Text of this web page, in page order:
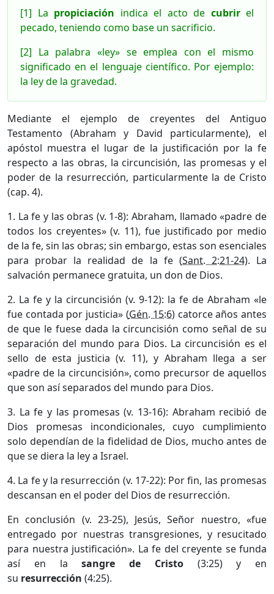
[1] La propiciación indica el acto de cubrirel
pecado, teniendo como base un sacrificio.
[2] La palabra «ley» se emplea con el mismo
significado en el lenguaje científico. Por ejemplo:
la ley de la gravedad.
Mediante el ejemplo de creyentes del Antiguo
Testamento (Abraham y David particularmente), el
apóstol muestra el lugar de la justificación por la fe
respecto a las obras, la circuncisión, las promesas y el
poder de la resurrección, particularmente la de Cristo
(cap. 4).
1. La fe y las obras (v. 1-8): Abraham, llamado «padre de
todos los creyentes» (v. 11), fue justificado por medio
de la fe, sin las obras; sin embargo, estas son esenciales
para probar la realidad de la fe (Sant. 2:21-24). La
salvación permanece gratuita, un don de Dios.
2. La fe y la circuncisión (v. 9-12): la fe de Abraham «le
fue contada por justicia» (Gén. 15:6) catorce años antes
de que le fuese dada la circuncisión como señal de su
separación del mundo para Dios. La circuncisión es el
sello de esta justicia (v. 11), y Abraham llega a ser
«padre de la circuncisión», como precursor de aquellos
que son así separados del mundo para Dios.
3. La fe y las promesas (v. 13-16): Abraham recibió de
Dios promesas incondicionales, cuyo cumplimiento
solo dependían de la fidelidad de Dios, mucho antes de
que se diera la ley a Israel.
4. La fe y la resurrección (v. 17-22): Por fin, las promesas
descansan en el poder del Dios de resurrección.
En conclusión (v. 23-25), Jesús, Señor nuestro, «fue
entregado por nuestras transgresiones, y resucitado
para nuestra justificación». La fe del creyente se funda
así en lasangre de Cristo (3:25) y en
su resurrección (4:25).